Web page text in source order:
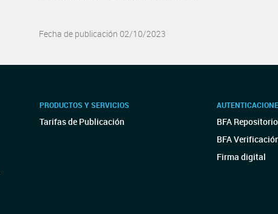
Fecha de publicación 02/10/2023
PRODUCTOS Y SERVICIOS
Tarifas de Publicación
BFA
BFA
Firma digital